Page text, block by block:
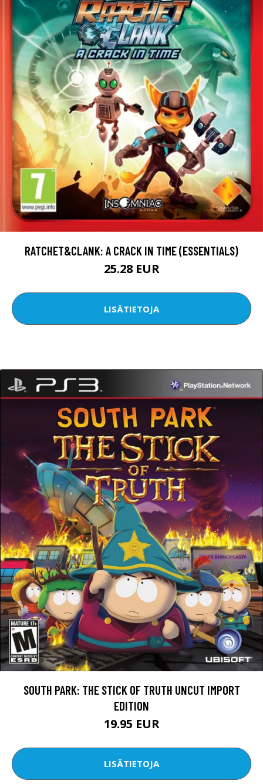
RATCHET&CLANK: A CRACK IN TIME (ESSENTIALS)
25.28 EUR
LISÄTIETOJA
SOUTH PARK: THE STICK OF TRUTH UNCUT IMPORT
EDITION
19.95 EUR
LISÄTIETOJA